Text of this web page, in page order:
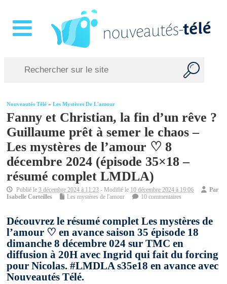
Nouveautés Télé »Les Mystères De L'amour
Fanny et Christian, la fin d’un rêve ?
Guillaume prêt à semer le chaos –
Les mystères de l’amour ♡ 8
décembre 2024 (épisode 35×18 –
résumé complet LMDLA)
Publié le3 décembre 2024 à 11:23 - Modifié le 10 décembre 2024 à 19:06
Par
Isabelle Corteilles
Les mystères de l'amour 10 commentaires
Découvrez le résumé complet Les mystères de
l’amour ♡ en avance saison 35 épisode 18
dimanche 8 décembre 024 sur TMC en
diffusion à 20H avec Ingrid qui fait du forcing
pour Nicolas. #LMDLA s35e18 en avance avec
Nouveautés Télé.